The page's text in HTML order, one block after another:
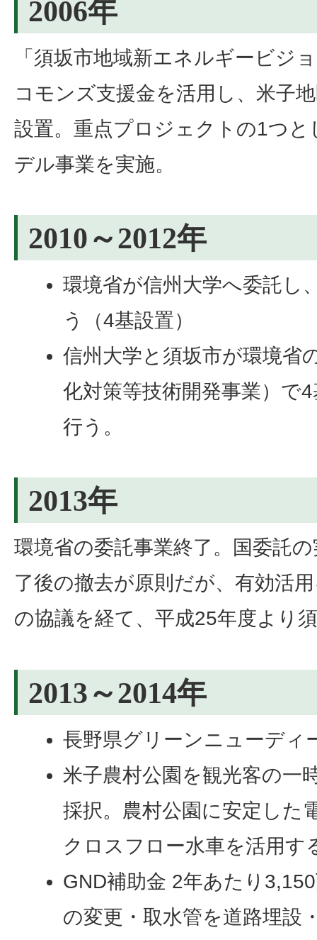
2006年
「須坂市地域新エネルギービジ
コモンズ支援金を活用し、米子
設置。重点プロジェクトの1つと
デル事業を実施。
2010～2012年
環境省が信州大学へ委託し
う（4基設置）
信州大学と須坂市が環境省
化対策等技術開発事業）で
行う。
2013年
環境省の委託事業終了。国委託
了後の撤去が原則だが、有効活
の協議を経て、平成25年度より
2013～2014年
長野県グリーンニューディ
米子農村公園を観光客の一
採択。農村公園に安定した
クロスフロー水車を活用す
GND補助金 2年あたり
の変更・取水管を道路埋設